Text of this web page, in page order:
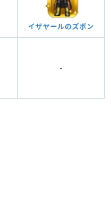
イザヤールのズボン
-